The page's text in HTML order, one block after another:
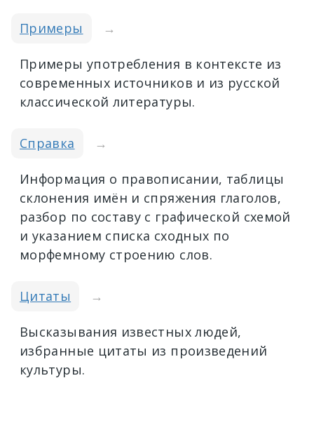
Примеры →
Примеры употребления в контексте из
современных источников и из русской
классической литературы.
Справка →
Информация о правописании, таблицы
склонения имён и спряжения глаголов,
разбор по составу с графической схемой
и указанием списка сходных по
морфемному строению слов.
Цитаты →
Высказывания известных людей,
избранные цитаты из произведений
культуры.